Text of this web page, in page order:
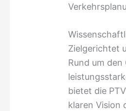
Zielgerichtet
Rund um
bietet die
klaren Vision